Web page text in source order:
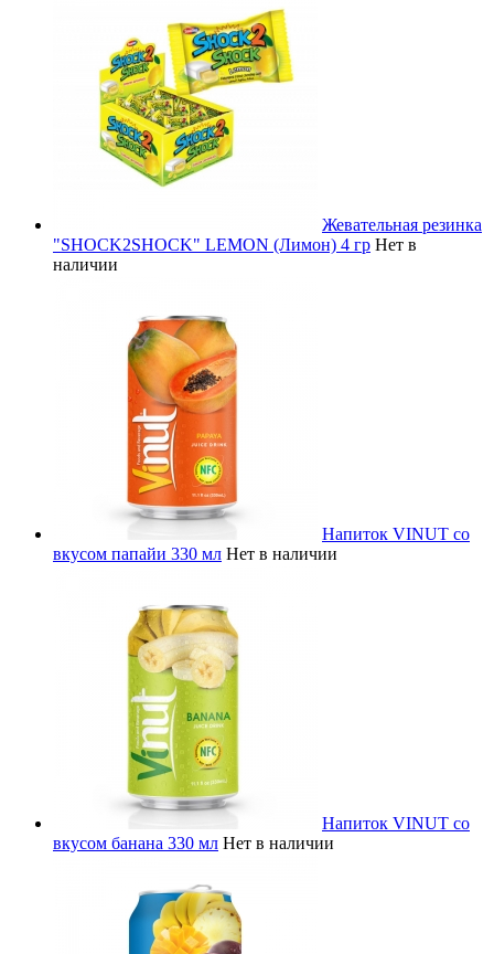
Жевательная резинка
"SHOCK2SHOCK" LEMON (Лимон) 4 гр Нет в
наличии
Напиток VINUT со
вкусом папайи 330 мл Нет в наличии
Напиток VINUT со
вкусом банана 330 мл Нет в наличии